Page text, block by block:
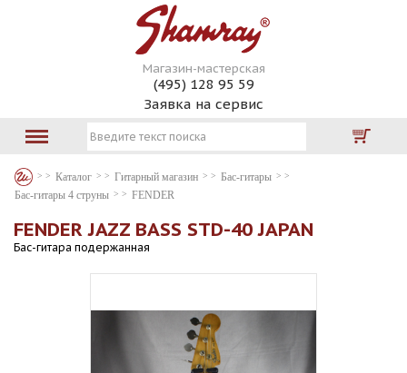
Магазин-мастерская
(495) 128 95 59
Заявка на сервис
Каталог Гитарный магазин
Бас-гитары
Бас-гитары 4 струны
FENDER
FENDER JAZZ BASS STD-40 JAPAN
Бас-гитара подержанная